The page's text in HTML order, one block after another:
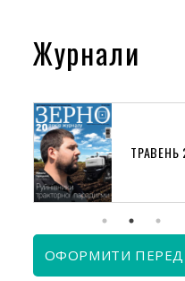
Журнали
ТРАВЕНЬ
ОФОРМИТИ